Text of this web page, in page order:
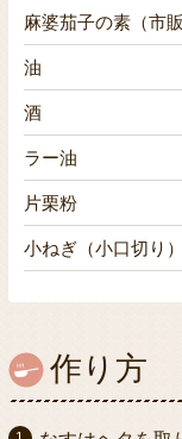
麻婆茄子の素（市販
油
酒
ラー油
片栗粉
小ねぎ（小口切り）
作り方